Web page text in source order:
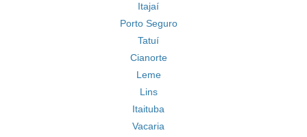
Itajaí
Porto Seguro
Tatuí
Cianorte
Leme
Lins
Itaituba
Vacaria